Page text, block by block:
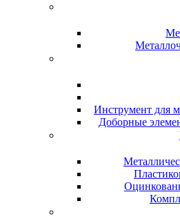
Инструмент для
Доборные